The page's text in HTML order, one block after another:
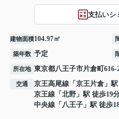
支払いシ
建物面積104.97㎡
築年数 予定
所在地 東京都八王子市片倉町 616-
交通 京王高尾線 「 京王片倉 」
京王線 「 北野 」駅 徒歩19
中央線 「 八王子 」駅 徒歩